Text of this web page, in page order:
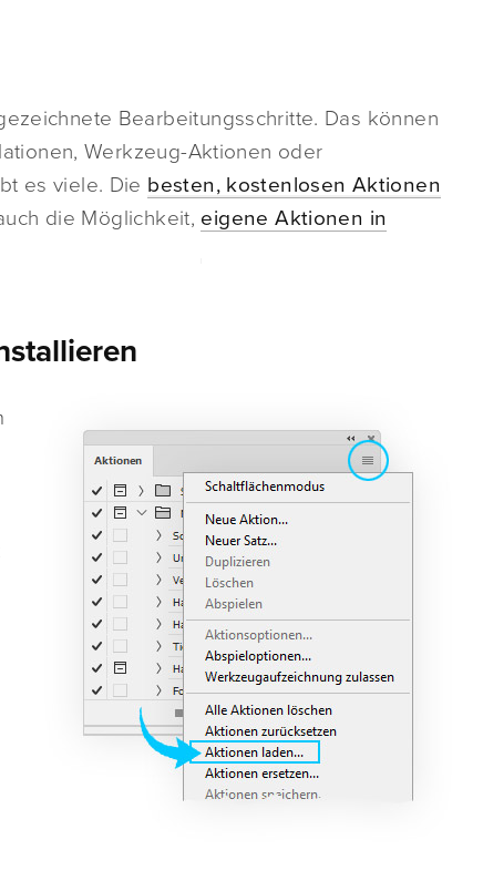
Bearbeitungsschritte. Das können
Werkzeug-Aktionen oder
es viele. Die besten, kostenlosen Aktionen
die Möglichkeit, eigene Aktionen in